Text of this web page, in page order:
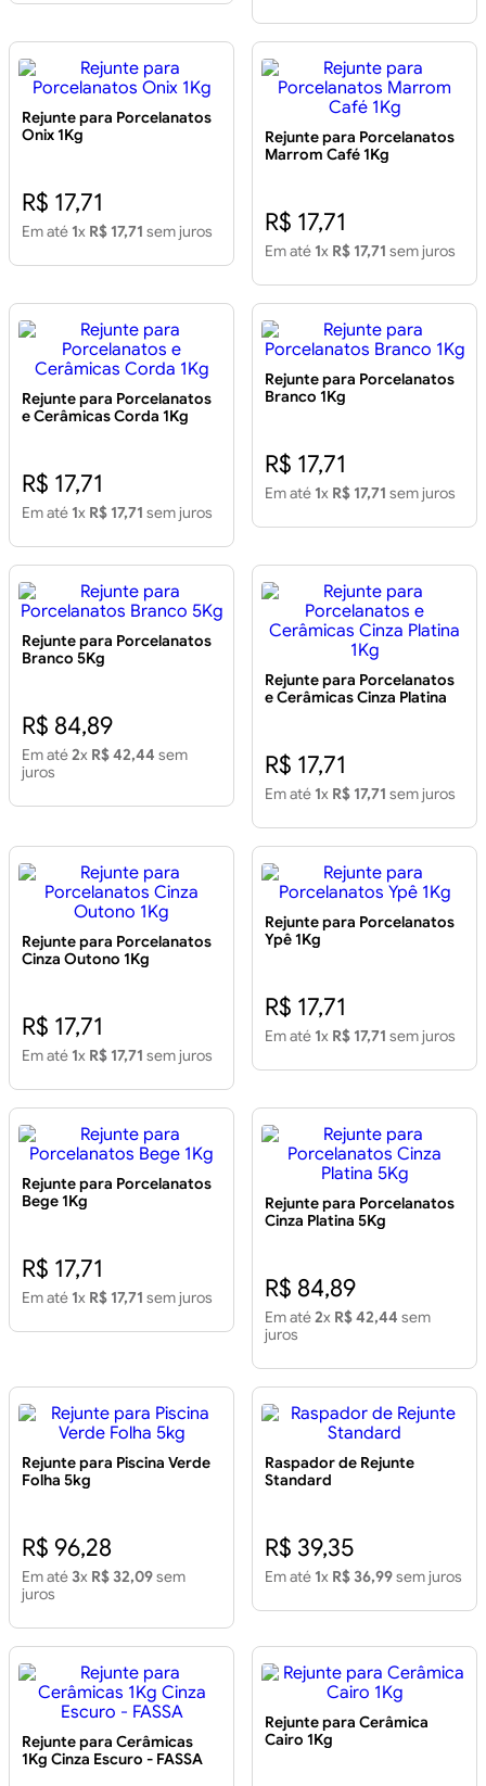
Rejunte para Porcelanatos
Onix 1Kg
R$ 17,71
Em até 1x R$ 17,71 sem juros
Rejunte para Porcelanatos
Marrom Café 1Kg
R$ 17,71
Em até 1x R$ 17,71 sem juros
Rejunte para Porcelanatos
e Cerâmicas Corda 1Kg
R$ 17,71
Em até 1x R$ 17,71 sem juros
Rejunte para Porcelanatos
Branco 1Kg
R$ 17,71
Em até 1x R$ 17,71 sem juros
Rejunte para Porcelanatos
Branco 5Kg
R$ 84,89
Em até2x R$ 42,44 sem
juros
Rejunte para Porcelanatos
e Cerâmicas Cinza Platina
R$ 17,71
Em até 1x R$ 17,71 sem juros
Rejunte para Porcelanatos
Cinza Outono 1Kg
R$ 17,71
Em até 1x R$ 17,71 sem juros
Rejunte para Porcelanatos
Ypê 1Kg
R$ 17,71
Em até 1x R$ 17,71 sem juros
Rejunte para Porcelanatos
Bege 1Kg
R$ 17,71
Em até 1x R$ 17,71 sem juros
Rejunte para Porcelanatos
Cinza Platina 5Kg
R$ 84,89
Em até2x R$ 42,44 sem
juros
Rejunte para Piscina Verde
Folha 5kg
R$ 96,28
Em até 3x R$ 32,09sem
juros
Raspador de Rejunte
Standard
R$ 39,35
Em até 1x R$ 36,99sem juros
Rejunte para Cerâmicas
1Kg Cinza Escuro - FASSA
Rejunte para Cerâmica
Cairo 1Kg